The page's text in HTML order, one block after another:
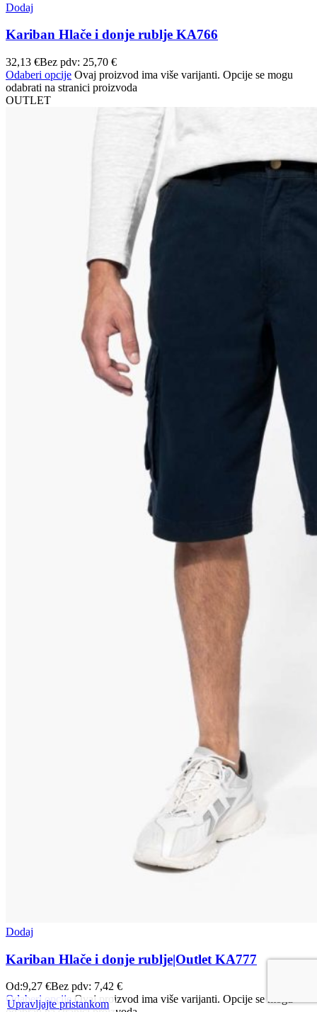
Dodaj
Kariban Hlače i donje rublje KA766
32,13 €Bez pdv: 25,70 €
Odaberi opcije Ovaj proizvod ima više varijanti. Opcije se mogu
odabrati na stranici proizvoda
OUTLET
Dodaj
Kariban Hlače i donje rublje|Outlet KA777
Od:9,27 €Bez pdv: 7,42 €
Odaberi opcije Ovaj proizvod ima više varijanti. Opcije se mogu
Upravljajte pristankom